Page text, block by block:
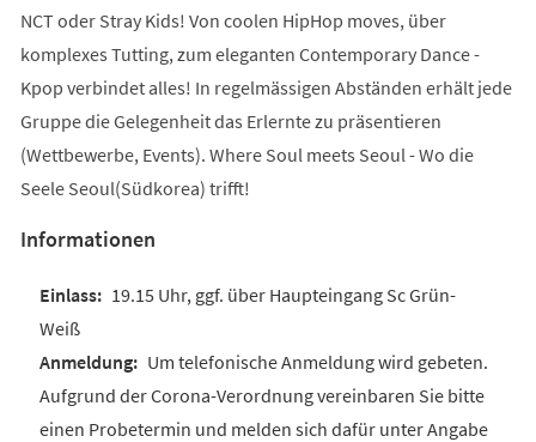
NCT oder Stray Kids! Von coolen HipHop moves, über
komplexes Tutting, zum eleganten Contemporary Dance -
Kpop verbindet alles! In regelmässigen Abständen erhält jede
Gruppe die Gelegenheit das Erlernte zu präsentieren
(Wettbewerbe, Events). Where Soul meets Seoul - Wo die
Seele Seoul(Südkorea) trifft!
Informationen
19.15 Uhr, ggf. über Haupteingang Sc Grün-
Weiß
Um telefonische Anmeldung wird gebeten.
Aufgrund der Corona-Verordnung vereinbaren Sie bitte
einen Probetermin und melden sich dafür unter Angabe